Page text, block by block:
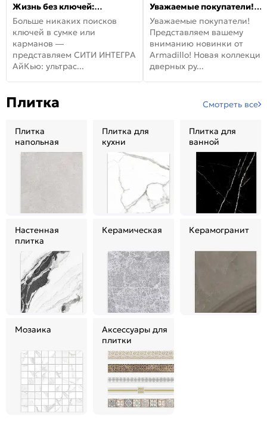
Жизнь без ключей:
встречайте новую дверь
СИТИ ИНТЕГРА АйКью!
Больше никаких поисков
ключей в сумке или
карманов —
представляем СИТИ ИНТЕГРА
АйКью: ультрас...
Уважаемые покупатели!
Представляем вашему
вниманию новинки от
Armadillo!
Уважаемые покупатели!
Представляем вашему
вниманию новинки от
Armadillo! Новая коллекция
дверных ру...
Плитка Смотреть все
Плитка
напольная
Плитка для
кухни
Плитка для
ванной
Настенная
плитка
Керамическая Керамогранит
Мозаика
Аксессуары для
плитки